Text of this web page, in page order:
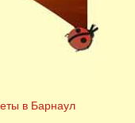
в Барнаул